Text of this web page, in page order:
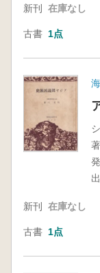
新刊 在庫なし
古書 1点
新刊 在庫なし
古書 1点